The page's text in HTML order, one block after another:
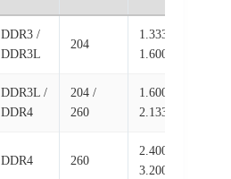
DDR3 /
DDR3L
204
1.333 –
1.600 MHz
DDR3L /
DDR4
204 /
260
1.600 –
2.133 MHz
DDR4 260
2.400 –
3.200 MHz